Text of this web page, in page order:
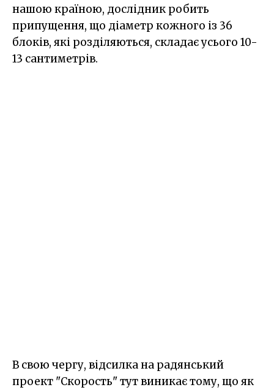
нашою країною, дослідник робить
припущення, що діаметр кожного із 36
блоків, які розділяються, складає усього 10-
13 сантиметрів.
В свою чергу, відсилка на радянський
проект "Скорость" тут виникає тому, що як